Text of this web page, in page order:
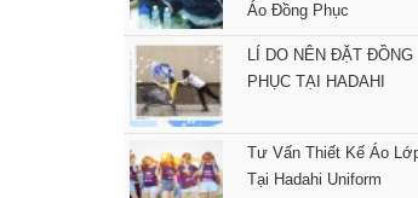
Áo Đồng Phục
LÍ DO NÊN ĐẶT ĐỒNG
PHỤC TẠI HADAHI
Tư Vấn Thiết Kế Áo
Tại Hadahi Uniform